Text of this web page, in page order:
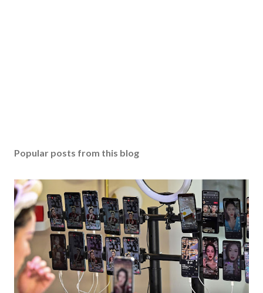
Popular posts from this blog